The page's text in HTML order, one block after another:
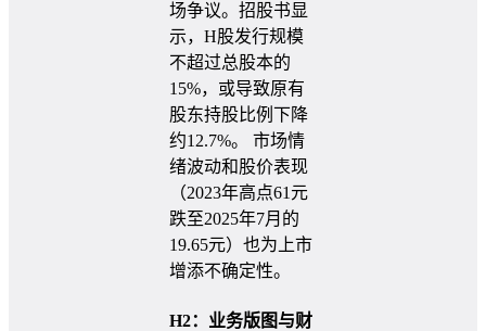
场争议。招股书显
示，H股发行规模
不超过总股本的
15%，或导致原有
股东持股比例下降
约12.7%。 市场情
绪波动和股价表现
（2023年高点61元
跌至2025年7月的
19.65元）也为上市
增添不确定性。
H2：业务版图与财